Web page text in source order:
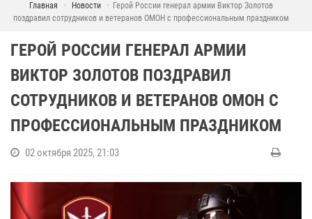
Главная Новости
Герой России генерал армии Виктор Золотов
поздравил сотрудников и ветеранов ОМОН с профессиональным праздником
ГЕРОЙ РОССИИ ГЕНЕРАЛ АРМИИ
ВИКТОР ЗОЛОТОВ ПОЗДРАВИЛ
СОТРУДНИКОВ И ВЕТЕРАНОВ ОМОН С
ПРОФЕССИОНАЛЬНЫМ ПРАЗДНИКОМ
02 октября 2025, 21:03